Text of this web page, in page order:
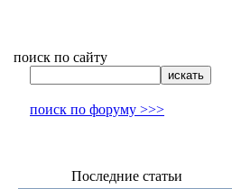
поиск по сайту
поиск по форуму >>>
Последние статьи